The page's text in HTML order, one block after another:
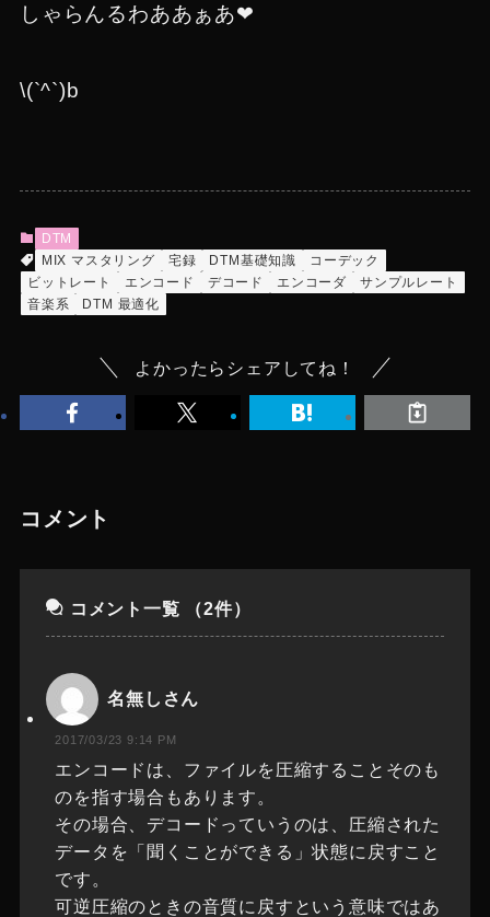
しゃらんるわああぁあ❤︎
\(`^`)b
DTM
MIX マスタリング
宅録 DTM基礎知識
コーデック
ビットレート
エンコード デコード エンコーダ
サンプルレート
音楽系
DTM 最適化
よかったらシェアしてね！
コメント
コメント一覧 （2件）
名無しさん
2017/03/23 9:14 PM
エンコードは、ファイルを圧縮することそのも
のを指す場合もあります。
その場合、デコードっていうのは、圧縮された
データを「聞くことができる」状態に戻すこと
です。
可逆圧縮のときの音質に戻すという意味ではあ